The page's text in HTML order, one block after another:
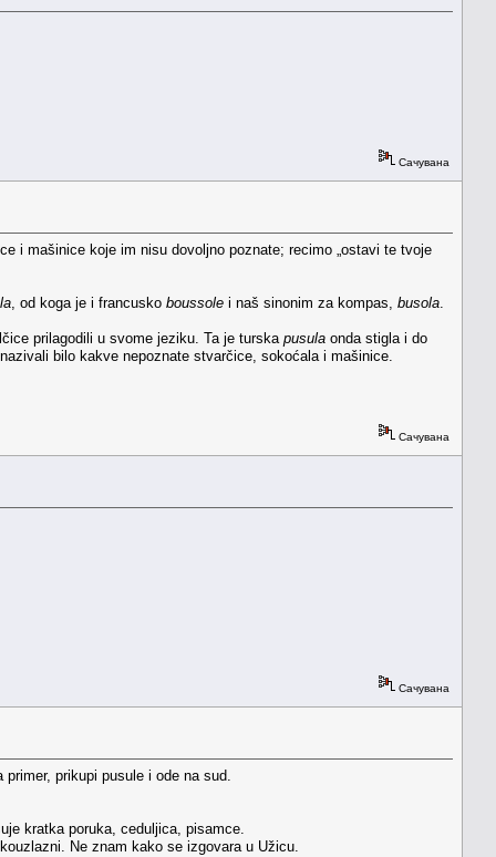
Сачувана
i mašinice koje im nisu dovoljno poznate; recimo „ostavi te tvoje
, od koga je i francusko boussole i naš sinonim za kompas, busola
prilagodili u svome jeziku. Ta je turska pusula onda stigla i do
bilo kakve nepoznate stvarčice, sokoćala i mašinice.
Сачувана
Сачувана
prikupi pusule i ode na sud.
kratka poruka, ceduljica, pisamce.
Ne znam kako se izgovara u Užicu.